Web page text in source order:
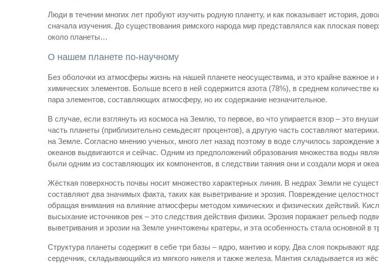
Люди в течении многих лет пробуют изучить родную планету, и как показывает история,
сначала изучения. До существования римского народа мир представлялся как плоская
около планеты…
О нашем планете по-научному
Без оболочки из атмосферы жизнь на нашей планете неосуществима, и это крайне важное
химических элементов. Больше всего в ней содержится азота (78%), в среднем
пара элементов, составляющих атмосферу, но их содержание незначительное.
В случае, если взглянуть из космоса на Землю, то первое, во что упирается взор – это
часть планеты (приблизительно семьдесят процентов), а другую часть составляют
на Земле. Согласно мнению ученых, много лет назад поэтому в воде случилось
океанов выдвигаются и сейчас. Одним из предположений образования множества воды
были одним из составляющих их компонентов, в следствии таяния они и создали моря и
Жёсткая поверхность почвы носит множество характерных линия. В недрах Земли не
составляют два значимых факта, таких как выветривание и эрозия. Повреждение
обращая внимания на влияние атмосферы методом химических и физических действий.
высыхание источников рек – это следствия действия физики. Эрозия поражает рельеф
выветривания и эрозии на Земле уничтожены кратеры, и эта особенность стала основной в
Структура планеты содержит в себе три базы – ядро, мантию и кору. Два слоя покрывают
сердечник, складывающийся из мягкого никеля и также железа. Мантия складывается из